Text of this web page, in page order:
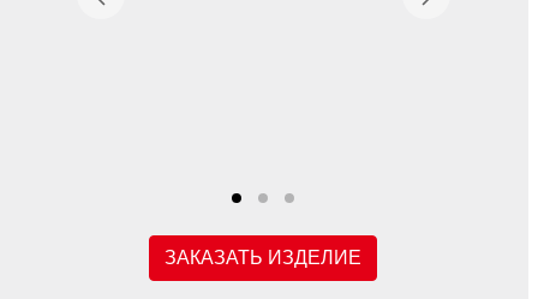
ЗАКАЗАТЬ ИЗДЕЛИЕ